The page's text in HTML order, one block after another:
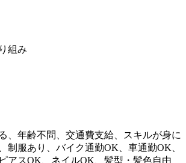
組み
、年齢不問、交通費支給、スキルが身に
制服あり、バイク通勤OK、車通勤OK、
アスOK、ネイルOK、髪型・髪色自由